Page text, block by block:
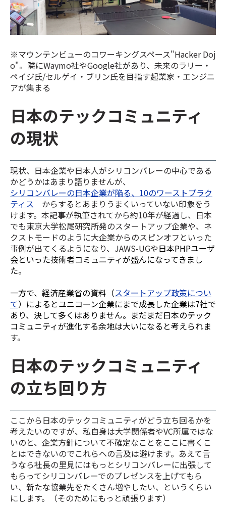
※マウンテンビューのコワーキングスペース"Hacker Doj
o"。隣にWaymo社やGoogle社があり、未来のラリー・
ペイジ氏/セルゲイ・ブリン氏を目指す起業家・エンジニ
アが集まる
日本のテックコミュニティ
の現状
現状、日本企業や日本人がシリコンバレーの中心である
かどうかはあまり語りませんが、
シリコンバレーの日本企業が陥る、10のワーストプラク
ティス
からするとあまりうまくいっていない印象をう
けます。 本記事が執筆されてから約10年が経過し、日本
でも東京大学松尾研究所発のスタートアップ企業や、ネ
クストモードのように大企業からのスピンオフといった
事例が出てくるようになり、JAWS-UGや日本PHPユーザ
会といった技術者コミュニティが盛んになってきまし
た。
一方で、経済産業省の資料（スタートアップ政策につい
て）によるとユニコーン企業にまで成長した企業は7社で
あり、決して多くはありません。まだまだ日本のテック
コミュニティが進化する余地は大いになると考えられま
す。
日本のテックコミュニティ
の立ち回り方
ここから日本のテックコミュニティがどう立ち回るかを
考えたいのですが、私自身は大学関係者やVC所属ではな
いのと、企業方針について不確定なことをここに書くこ
とはできないのでこれらへの言及は避けます。あえて言
うなら社長の里見にはもっとシリコンバレーに出張して
もらってシリコンバレーでのプレゼンスを上げてもら
い、新たな協業先をたくさん増やしたい、というくらい
にします。（そのためにもっと頑張ります）